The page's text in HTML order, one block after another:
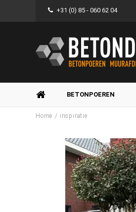
+31 (0) 85 - 060 62 04
BETONPOEREN
Home / inspiratie